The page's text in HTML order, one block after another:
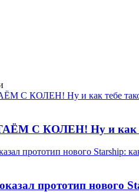
С КОЛЕН! Ну и как
прототип нового